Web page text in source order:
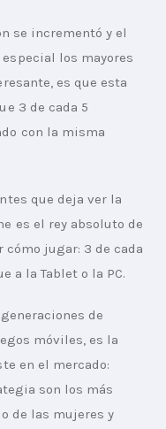
se incrementó y el
los mayores
es que esta
3 de cada 5
con la misma
que deja ver la
es el rey absoluto de
jugar: 3 de cada
a la Tablet o la PC.
de
móviles, es la
en el mercado:
son los más
de las mujeres y